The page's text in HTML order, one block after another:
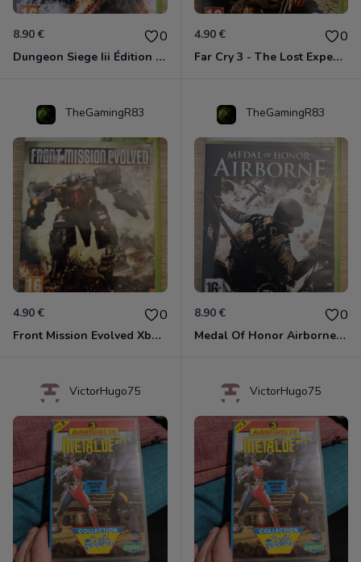
8.90 € 0
Dungeon Siege Iii Édition Limitée - Vf Intégrale Xbox 360
4.90 € 0
Far Cry 3 - The Lost Expeditions - Edition Spéciale Xbox 360
TheGamingR83
4.90 € 0
Front Mission Evolved Xbox 360
TheGamingR83
8.90 € 0
Medal Of Honor Airborne Xbox 360
VictorHugo75 VictorHugo75